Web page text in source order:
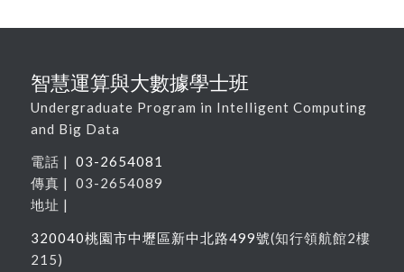
智慧運算與大數據學士班
Undergraduate Program in Intelligent Computing
and Big Data
電話 | 03-2654081
傳真 | 03-2654089
地址 |
320040桃園市中壢區新中北路499號(知行領航館2樓
215)